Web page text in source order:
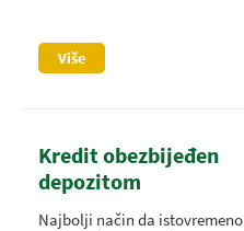
Više
Kredit obezbijeđen
depozitom
Najbolji način da istovremeno